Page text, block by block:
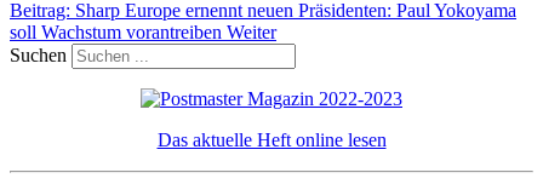
Beitrag: Sharp Europe ernennt neuen Präsidenten: Paul Yokoyama
soll Wachstum vorantreiben Weiter
Suchen
Das aktuelle Heft online lesen